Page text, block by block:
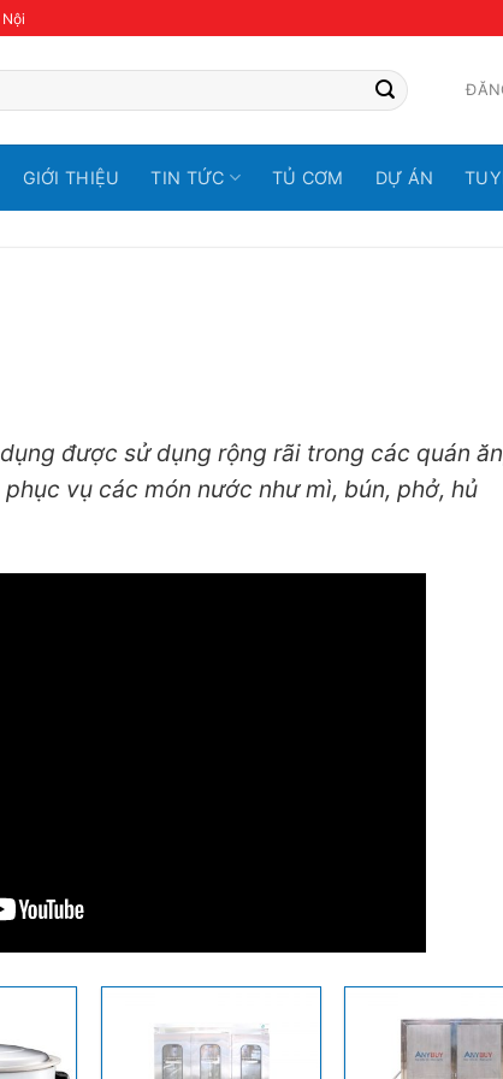
GIỚI THIỆU TIN TỨC TỦ CƠM DỰ ÁN
được sử dụng rộng rãi trong các quán
vụ các món nước như mì, bún, phở, hủ